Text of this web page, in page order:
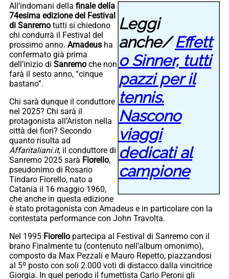
Leggi
anche/Effett
o Sinner, tutti
pazzi per il
tennis.
Nascono
viaggi
dedicati al
campione
All’indomani della finale della
74esima edizione del Festival
di Sanremo tutti si chiedono
chi condurrà il Festival del
prossimo anno. Amadeus ha
confermato già prima
dell’inizio di Sanremo che non
farà il sesto anno, “cinque
bastano”.
Chi sarà dunque il conduttore
nel 2025? Chi sarà il
protagonista all’Ariston nella
città dei fiori? Secondo
quanto risulta ad
Affaritaliani.it, il conduttore di
Sanremo 2025 sarà Fiorello,
pseudonimo di Rosario
Tindaro Fiorello, nato a
Catania il 16 maggio 1960,
che anche in questa edizione
è stato protagonista con Amadeus e in particolare con la
contestata performance con John Travolta.
Nel 1995 Fiorello partecipa al Festival di Sanremo con il
brano Finalmente tu (contenuto nell’album omonimo),
composto da Max Pezzali e Mauro Repetto, piazzandosi
al 5º posto con soli 2.000 voti di distacco dalla vincitrice
Giorgia. In quel periodo il fumettista Carlo Peroni gli